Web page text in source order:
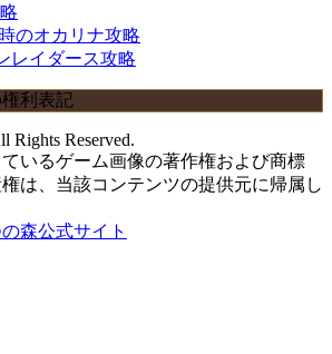
のオカリナ攻略
レイダース攻略
利表記
Rights Reserved.
いるゲーム画像の著作権および商標
は、当該コンテンツの提供元に帰属し
森公式サイト